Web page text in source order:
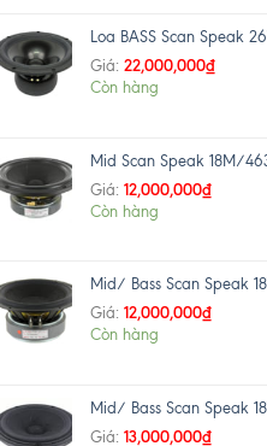
Loa BASS Scan Speak
Giá: 22,000,000₫
Còn hàng
Mid Scan Speak 18M/
Giá: 12,000,000₫
Còn hàng
Mid/ Bass Scan Speak
Giá: 12,000,000₫
Còn hàng
Mid/ Bass Scan Speak
Giá: 13,000,000₫